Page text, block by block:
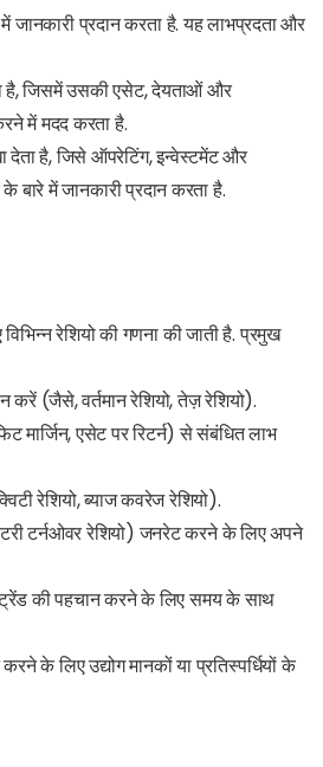
प्रदान करता है. यह लाभप्रदता और
है, जिसमें उसकी एसेट, देयताओं और
में मदद करता है.
है, जिसे ऑपरेटिंग, इन्वेस्टमेंट और
बारे में जानकारी प्रदान करता है.
रेशियो की गणना की जाती है. प्रमुख
करें (जैसे, वर्तमान रेशियो, तेज़ रेशियो).
मार्जिन, एसेट पर रिटर्न) से संबंधित लाभ
रेशियो, ब्याज कवरेज रेशियो).
टर्नओवर रेशियो) जनरेट करने के लिए अपने
ट्रेंड की पहचान करने के लिए समय के साथ
के लिए उद्योग मानकों या प्रतिस्पर्धियों के